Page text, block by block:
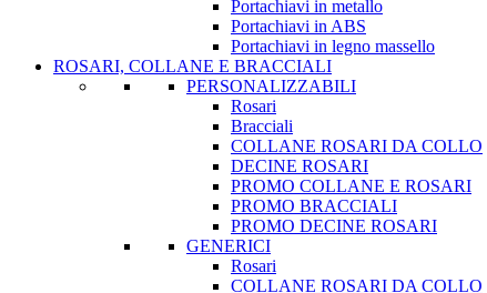
Portachiavi in metallo
Portachiavi in ABS
Portachiavi in legno massello
ROSARI, COLLANE E BRACCIALI
PERSONALIZZABILI
Rosari
Bracciali
COLLANE ROSARI DA COLLO
DECINE ROSARI
PROMO COLLANE E ROSARI
PROMO BRACCIALI
PROMO DECINE ROSARI
GENERICI
Rosari
COLLANE ROSARI DA COLLO